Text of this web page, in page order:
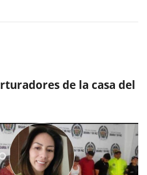
de la casa del